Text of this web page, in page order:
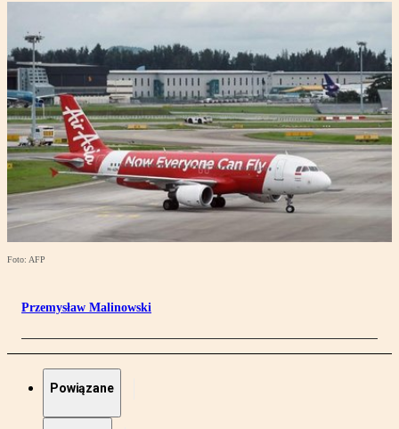
Foto: AFP
Przemysław Malinowski
Powiązane